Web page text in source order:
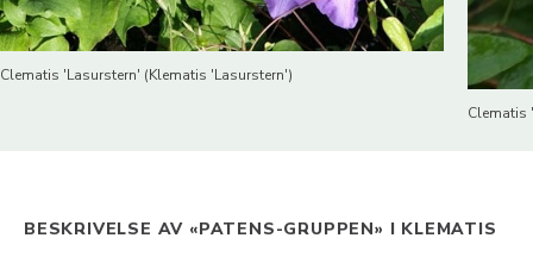
Clematis 'Lasurstern' (Klematis 'Lasurstern')
Clematis
BESKRIVELSE AV «PATENS-GRUPPEN» I KLEMATIS